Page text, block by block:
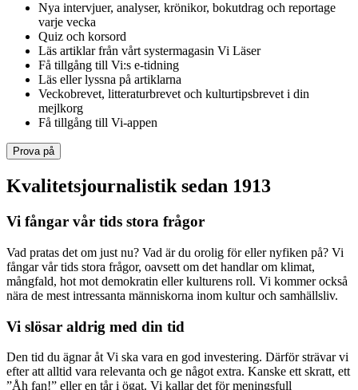
Nya intervjuer, analyser, krönikor, bokutdrag och reportage
varje vecka
Quiz och korsord
Läs artiklar från vårt systermagasin Vi Läser
Få tillgång till Vi:s e-tidning
Läs eller lyssna på artiklarna
Veckobrevet, litteraturbrevet och kulturtipsbrevet i din
mejlkorg
Få tillgång till Vi-appen
Prova på
Kvalitetsjournalistik sedan 1913
Vi fångar vår tids stora frågor
Vad pratas det om just nu? Vad är du orolig för eller nyfiken på? Vi
fångar vår tids stora frågor, oavsett om det handlar om klimat,
mångfald, hot mot demokratin eller kulturens roll. Vi kommer också
nära de mest intressanta människorna inom kultur och samhällsliv.
Vi slösar aldrig med din tid
Den tid du ägnar åt Vi ska vara en god investering. Därför strävar vi
efter att alltid vara relevanta och ge något extra. Kanske ett skratt, ett
”Åh fan!” eller en tår i ögat. Vi kallar det för meningsfull